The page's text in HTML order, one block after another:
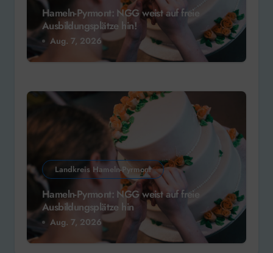
Hameln-Pyrmont: NGG weist auf freie
Ausbildungsplätze hin!
Aug. 7, 2026
Landkreis Hameln-Pyrmont
Hameln-Pyrmont: NGG weist auf freie
Ausbildungsplätze hin
Aug. 7, 2026